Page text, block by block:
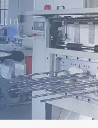
Ltd.